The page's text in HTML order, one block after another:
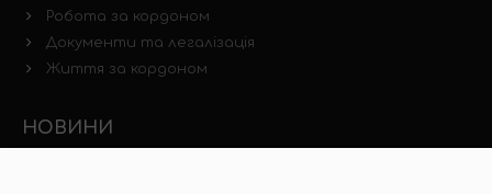
Робота за кордоном
Документи та легалізація
Життя за кордоном
НОВИНИ